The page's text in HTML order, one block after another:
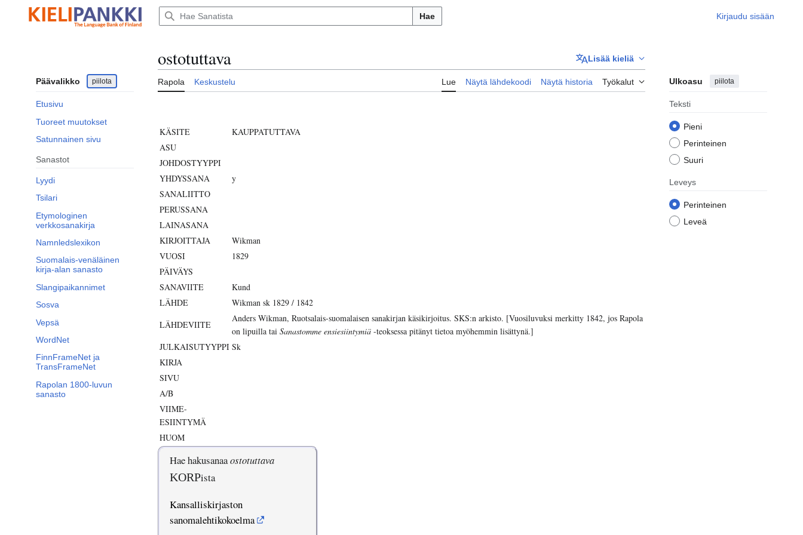
sisältöön
Hae Kirjaudu sisään
Päävalikko piilota
Etusivu
Tuoreet muutokset
Satunnainen sivu
Sanastot
Lyydi
Tsilari
Etymologinen
verkkosanakirja
Namnledslexikon
Suomalais-venäläinen
kirja-alan sanasto
Slangipaikannimet
Sosva
Vepsä
WordNet
FinnFrameNet ja
TransFrameNet
Rapolan 1800-luvun
sanasto
ostotuttava Lisää kieliä
Rapola Keskustelu Lue Näytä lähdekoodi Näytä historia Työkalut Ulkoasu piilota
Teksti
Pieni
Perinteinen
Suuri
Leveys
Perinteinen
Leveä
KÄSITE
KAUPPATUTTAVA
ASU
JOHDOSTYYPPI
YHDYSSANA
y
SANALIITTO
PERUSSANA
LAINASANA
KIRJOITTAJA
Wikman
VUOSI
1829
PÄIVÄYS
SANAVIITE
Kund
LÄHDE
Wikman sk 1829 / 1842
LÄHDEVIITE
Anders Wikman, Ruotsalais-suomalaisen sanakirjan käsikirjoitus. SKS:n arkisto. [Vuosiluvuksi merkitty 1842, jos Rapola
on lipuilla tai Sanastomme ensiesiintymiä -teoksessa pitänyt tietoa myöhemmin lisättynä.]
JULKAISUTYYPPI Sk
KIRJA
SIVU
A/B
VIIME-
ESIINTYMÄ
HUOM
Hae hakusanaaostotuttava
KORPista
Kansalliskirjaston
sanomalehtikokoelma